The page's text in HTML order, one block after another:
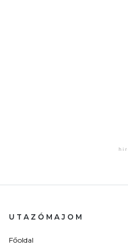
UTAZÓMAJOM
Főoldal